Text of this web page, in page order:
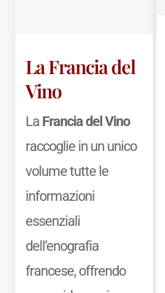
La Francia del
Vino
La Francia del Vino
raccoglie in un unico
volume tutte le
informazioni
essenziali
dell’enografia
francese, offrendo